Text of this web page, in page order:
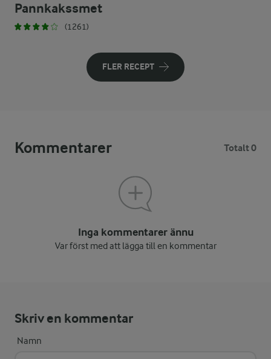
Pannkakssmet
(1261)
FLER RECEPT
Kommentarer Totalt 0
Inga kommentarer ännu
Var först med att lägga till en kommentar
Skriv en kommentar
Namn